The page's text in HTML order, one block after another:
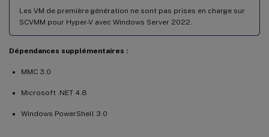
Les VM de première génération ne sont pas prises en charge sur
SCVMM pour Hyper-V avec Windows Server 2022.
Dépendances supplémentaires :
MMC 3.0
Microsoft .NET 4.8
Windows PowerShell 3.0